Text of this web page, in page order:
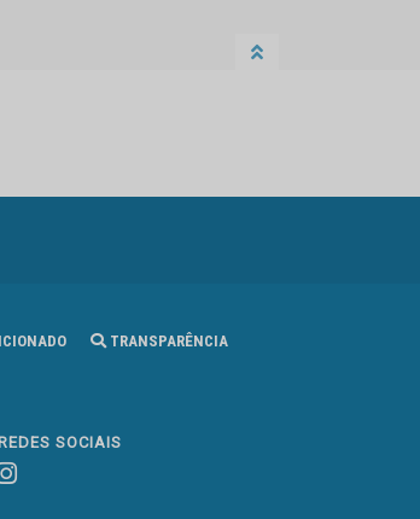
TRANSPARÊNCIA
SOCIAIS
Instagram